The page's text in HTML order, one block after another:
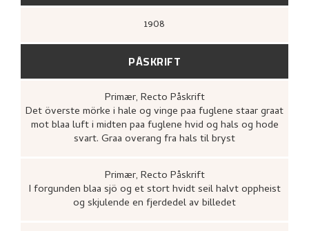
1908
PÅSKRIFT
Primær, Recto Påskrift
Det överste mörke i hale og vinge paa fuglene staar graat
mot blaa luft i midten paa fuglene hvid og hals og hode
svart. Graa overang fra hals til bryst
Primær, Recto Påskrift
I forgunden blaa sjö og et stort hvidt seil halvt oppheist
og skjulende en fjerdedel av billedet